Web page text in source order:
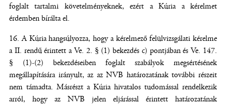
foglalt tartalmi követelményeknek, ezért a Kúria a kérelmet
érdemben bírálta el.
A Kúria hangsúlyozza, hogy a kérelmező felülvizsgálati kérelme
a II. rendű érintett a Ve. 2. § (1) bekezdés c) pontjában és Ve. 147.
§ (1)-(2) bekezdéseiben foglalt szabályok megsértésének
megállapítására irányult, az az NVB határozatának további részeit
nem támadta. Másrészt a Kúria hivatalos tudomással rendelkezik
arról, hogy az NVB jelen eljárással érintett határozatának